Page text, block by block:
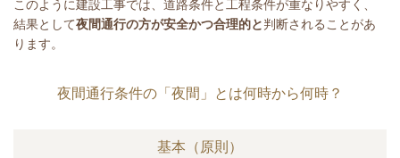
このように建設工事では、道路条件と工程条件が重なりやすく、
結果として夜間通行の方が安全かつ合理的と判断されることがあ
ります。
夜間通行条件の「夜間」とは何時から何時？
基本（原則）